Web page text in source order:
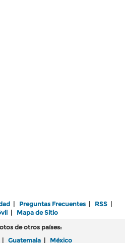
| Preguntas Frecuentes | RSS |
| Mapa de Sitio
de otros países:
| Guatemala | México